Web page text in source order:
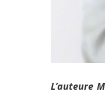
L’auteure